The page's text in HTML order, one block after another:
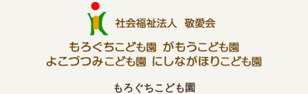
もろぐちこども園